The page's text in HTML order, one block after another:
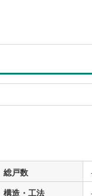
総戸数
構造・工法